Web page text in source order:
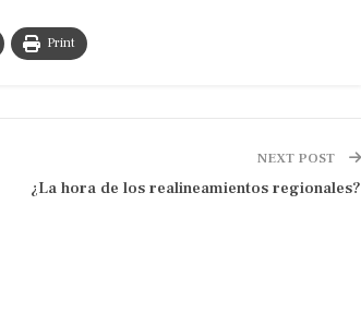
Print
NEXT POST
¿La hora de los realineamientos regionales?